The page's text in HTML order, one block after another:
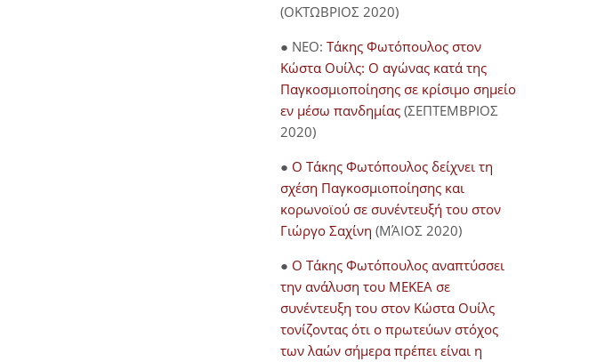
(ΟΚΤΩΒΡΙΟΣ 2020)
● NEO: Τάκης Φωτόπουλος στον
Κώστα Ουίλς: Ο αγώνας κατά της
Παγκοσμιοποίησης σε κρίσιμο σημείο
εν μέσω πανδημίας (ΣΕΠΤΕΜΒΡΙΟΣ
2020)
● Ο Τάκης Φωτόπουλος δείχνει τη
σχέση Παγκοσμιοποίησης και
κορωνοϊού σε συνέντευξή του στον
Γιώργο Σαχίνη (ΜΆΙΟΣ 2020)
● O Τάκης Φωτόπουλος αναπτύσσει
την ανάλυση του ΜΕΚΕΑ σε
συνέντευξη του στον Κώστα Ουίλς
τονίζοντας ότι ο πρωτεύων στόχος
των λαών σήμερα πρέπει είναι η